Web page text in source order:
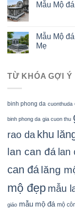
Mẫu Mộ
Mẫu Mộ
Mẹ
TỪ KHÓA GỢI Ý
binh phong da cuonthuda
binh phong da gia cuon thu
rao da khu
lan can đá lan
can đá lăng
mộ đẹp mẫu
giáo mẫu mộ đá mộ